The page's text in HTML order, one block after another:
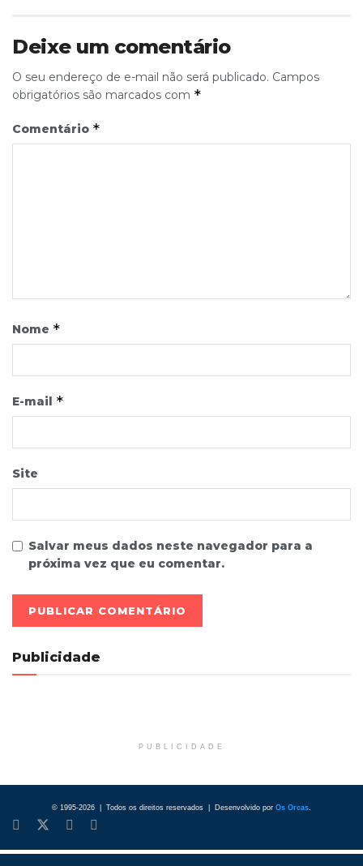
Deixe um comentário
O seu endereço de e-mail não será publicado. Campos
obrigatórios são marcados com *
Comentário *
Nome *
E-mail *
Site
Salvar meus dados neste navegador para a
próxima vez que eu comentar.
Publicidade
PUBLICIDADE
© 1995-2026 | Todos os direitos reservados | Desenvolvido por Os Orcas